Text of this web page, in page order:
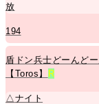
放
194
盾ドン兵士どーんど
【Toros】
R
△ナイト